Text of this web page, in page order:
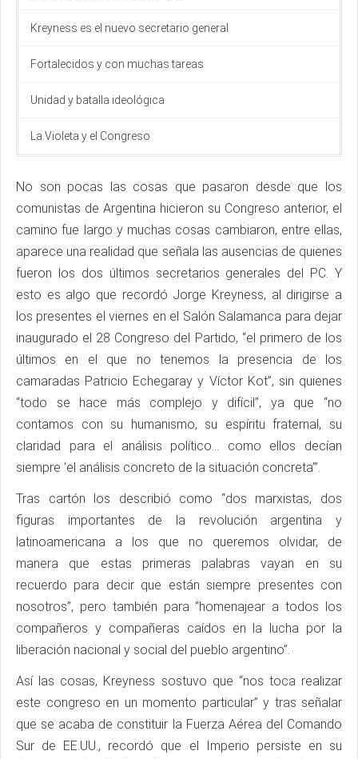
Kreyness es el nuevo secretario general
Fortalecidos y con muchas tareas
Unidad y batalla ideológica
La Violeta y el Congreso
No son pocas las cosas que pasaron desde que los
comunistas de Argentina hicieron su Congreso anterior, el
camino fue largo y muchas cosas cambiaron, entre ellas,
aparece una realidad que señala las ausencias de quienes
fueron los dos últimos secretarios generales del PC. Y
esto es algo que recordó Jorge Kreyness, al dirigirse a
los presentes el viernes en el Salón Salamanca para dejar
inaugurado el 28 Congreso del Partido, “el primero de los
últimos en el que no tenemos la presencia de los
camaradas Patricio Echegaray y Víctor Kot”, sin quienes
“todo se hace más complejo y difícil”, ya que “no
contamos con su humanismo, su espíritu fraternal, su
claridad para el análisis político… como ellos decían
siempre ‘el análisis concreto de la situación concreta’”.
Tras cartón los describió como “dos marxistas, dos
figuras importantes de la revolución argentina y
latinoamericana a los que no queremos olvidar, de
manera que estas primeras palabras vayan en su
recuerdo para decir que están siempre presentes con
nosotros”, pero también para “homenajear a todos los
compañeros y compañeras caídos en la lucha por la
liberación nacional y social del pueblo argentino”.
Así las cosas, Kreyness sostuvo que “nos toca realizar
este congreso en un momento particular” y tras señalar
que se acaba de constituir la Fuerza Aérea del Comando
Sur de EE.UU., recordó que el Imperio persiste en su